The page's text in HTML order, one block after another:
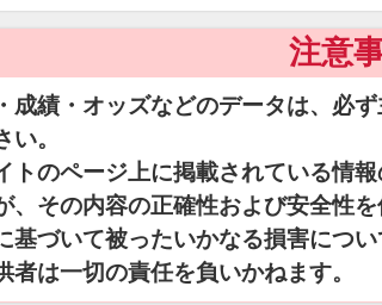
注意
成績・オッズなどのデータは、必
い。
トのページ上に掲載されている情
、その内容の正確性および安全性
基づいて被ったいかなる損害につ
者は一切の責任を負いかねます。